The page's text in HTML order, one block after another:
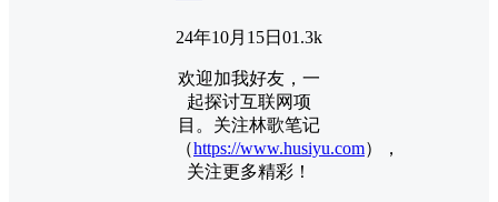
24年10月15日 01.3k
欢迎加我好友，一
起探讨互联网项
目。关注林歌笔记
（https://www.husiyu.com），
关注更多精彩！